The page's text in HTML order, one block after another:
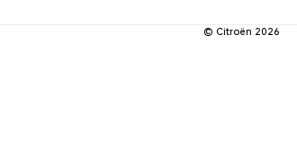
© Citroën 2026